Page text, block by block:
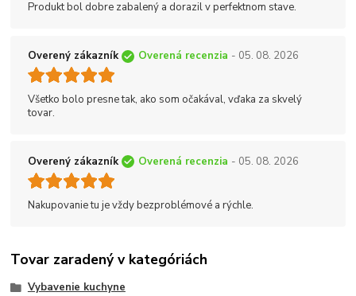
Produkt bol dobre zabalený a dorazil v perfektnom stave.
Overený zákazník Overená recenzia - 05. 08. 2026
Všetko bolo presne tak, ako som očakával, vďaka za skvelý
tovar.
Overený zákazník Overená recenzia - 05. 08. 2026
Nakupovanie tu je vždy bezproblémové a rýchle.
Tovar zaradený v kategóriách
Vybavenie kuchyne